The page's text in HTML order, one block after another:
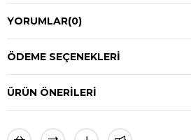
YORUMLAR(0)
ÖDEME SEÇENEKLERI
ÜRÜN ÖNERILERI